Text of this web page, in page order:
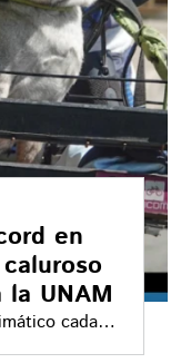
en
UNAM
cada